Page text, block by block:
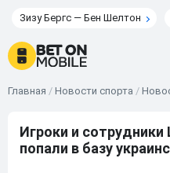
Зизу Бергс — Бен Шелтон
Главная / Новости спорта /
Игроки и
попали в базу